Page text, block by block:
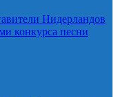
Нидерландов
конкурса песни